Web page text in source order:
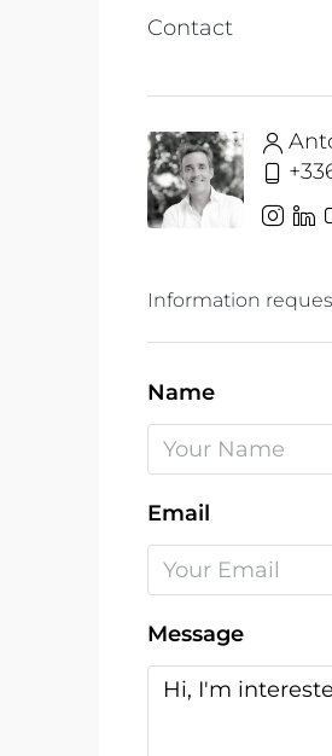
Contact
Information
Name
Email
Message